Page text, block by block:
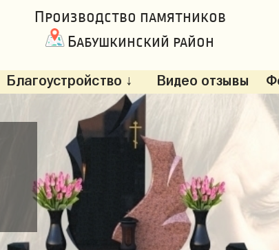
Производство памятников
Бабушкинский район
Благоустройство ↓ Видео отзывы